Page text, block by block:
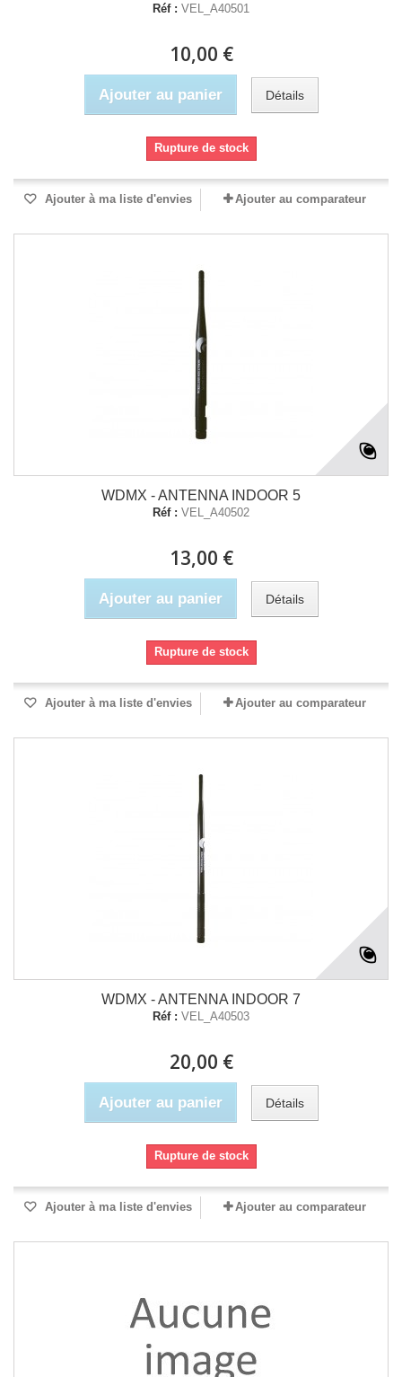
Réf : VEL_A40501
10,00 €
Ajouter au panier Détails
Rupture de stock
Ajouter à ma liste d'envies Ajouter au comparateur
WDMX - ANTENNA INDOOR 5
Réf : VEL_A40502
13,00 €
Ajouter au panier Détails
Rupture de stock
Ajouter à ma liste d'envies Ajouter au comparateur
WDMX - ANTENNA INDOOR 7
Réf : VEL_A40503
20,00 €
Ajouter au panier Détails
Rupture de stock
Ajouter à ma liste d'envies Ajouter au comparateur